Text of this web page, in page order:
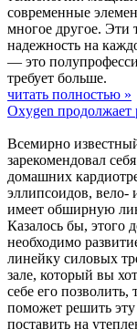
современные
многое другое. Эти
надежность на
— это
требует больше.
читать полностью »
Oxygen продолжает
Всемирно
зарекомендовал
домашних
эллипсоидов, вело-
имеет обширную
Казалось бы, этого
необходимо
линейку силовых
зале, который вы
себе его
поможет решить
поставить на